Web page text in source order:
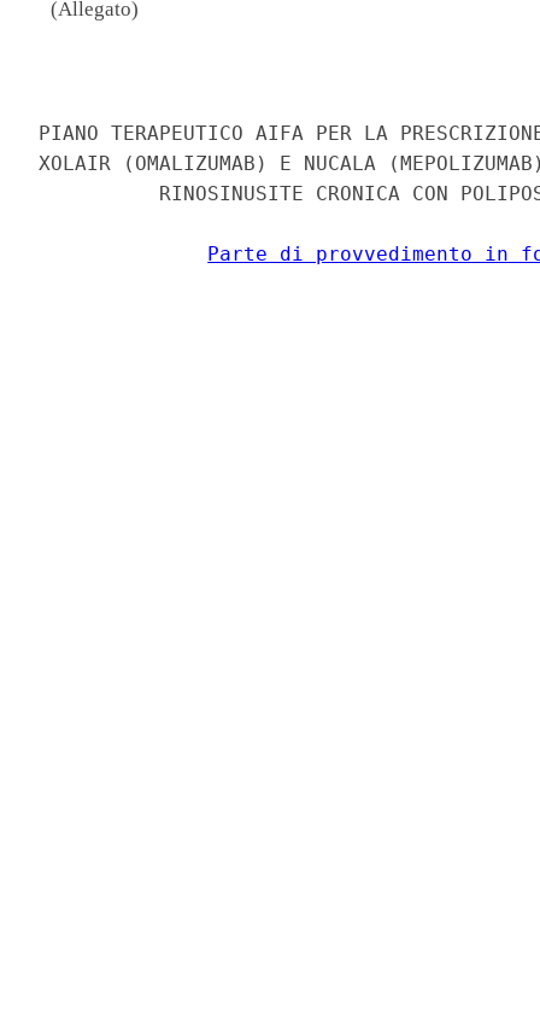
(Allegato)
PIANO TERAPEUTICO AIFA PER LA
XOLAIR (OMALIZUMAB) E NUCALA
RINOSINUSITE CRONICA CON
Parte di provvedimento in